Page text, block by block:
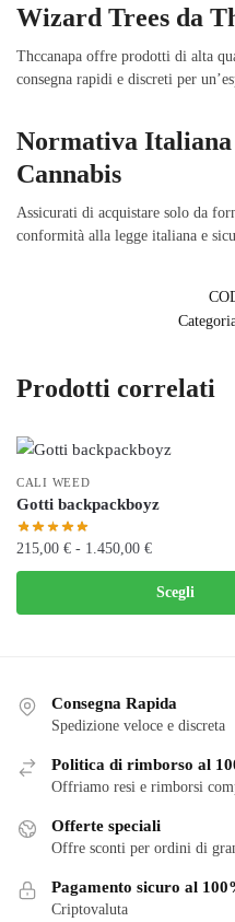
Wizard Trees da
Thccanapa offre prodotti di alta
consegna rapidi e discreti per
Normativa
Cannabis
Assicurati di acquistare solo da
conformità alla legge italiana e
Prodotti correlati
CALI WEED
Gotti backpackboyz
215,00 € - 1.450,00 €Fascia
di
prezzo:
da
Scegli
prodotto
Le
possono
essere
scelte
del
Consegna Rapida
Spedizione veloce e discreta
Politica di rimborso al
Offriamo resi e rimborsi
Offerte speciali
Offre sconti per ordini di
Pagamento sicuro al
Criptovaluta